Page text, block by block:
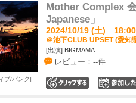
Mother Complex
Japanese」
2024/10/19 (土) 18:00
＠池下CLUB UPSET (愛知
[出演] BIGMAMA
レビュー：--件
ブ/パンク